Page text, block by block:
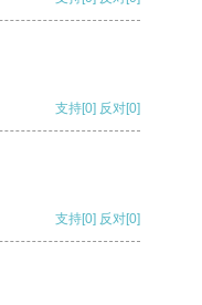
支持[0] 反对[0]
支持[0] 反对[0]